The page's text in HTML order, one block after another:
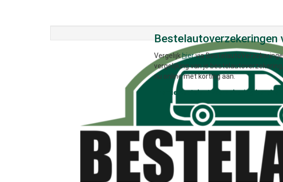
Bestelautoverzekeringen
Vergelijkhiervia
vergelijking van je
nu online met korting aan.
Premie bestelautoverzekering